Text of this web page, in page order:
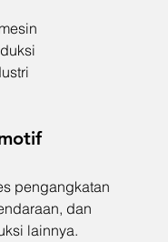
pengangkatan
dan
lainnya.